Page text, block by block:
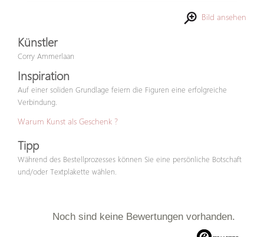
Bild ansehen
Künstler
Corry Ammerlaan
Inspiration
Auf einer soliden Grundlage feiern die Figuren eine erfolgreiche
Verbindung.
Warum Kunst als Geschenk ?
Tipp
Während des Bestellprozesses können Sie eine persönliche Botschaft
und/oder Textplakette wählen.
Noch sind keine Bewertungen vorhanden.